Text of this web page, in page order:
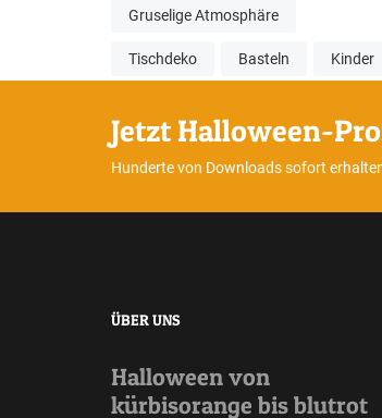
Gruselige Atmosphäre
Tischdeko Basteln Kinder
Jetzt Halloween-
Hunderte von Downloads sofort
ÜBER UNS
Halloween von
kürbisorange bis blutrot